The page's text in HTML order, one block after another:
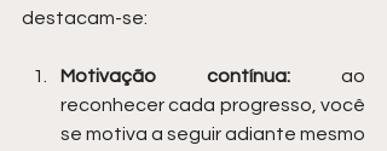
destacam-se:
Motivação contínua: ao
reconhecer cada progresso, você
se motiva a seguir adiante mesmo